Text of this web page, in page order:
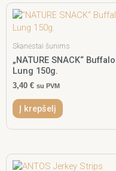
Skanėstai šunims
„NATURE SNACK“ Buffalo
Lung 150g.
3,40 € su PVM
Į krepšelį